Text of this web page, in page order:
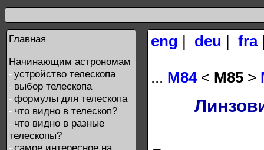
Главная
Начинающим астрономам
- устройство телескопа
- выбор телескопа
- формулы для телескопа
- что видно в телескоп?
- что видно в разные
телескопы?
- самое интересное на
eng | deu | fra
... М84< М85 >